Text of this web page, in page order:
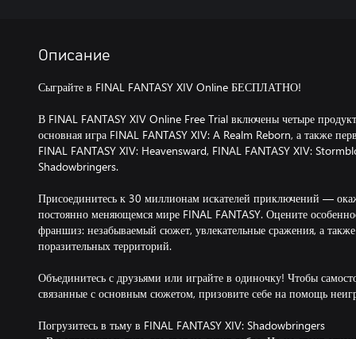
Описание
Сыграйте в FINAL FANTASY XIV Online БЕСПЛАТНО!
В FINAL FANTASY XIV Online Free Trial включены четыре
основная игра FINAL FANTASY XIV: A Realm Reborn, а также
FINAL FANTASY XIV: Heavensward, FINAL FANTASY XIV:
Shadowbringers.
Присоединитесь к 30 миллионам искателей приключений —
постоянно меняющемся мире FINAL FANTASY. Оцените
франшиз: незабываемый сюжет, увлекательные сражения, а
поразительных территорий.
Объединитесь с друзьями или играйте в одиночку! Чтобы
связанные с основным сюжетом, призовите себе на помощь
Погрузитесь в тьму в FINAL FANTASY XIV: Shadowbringers